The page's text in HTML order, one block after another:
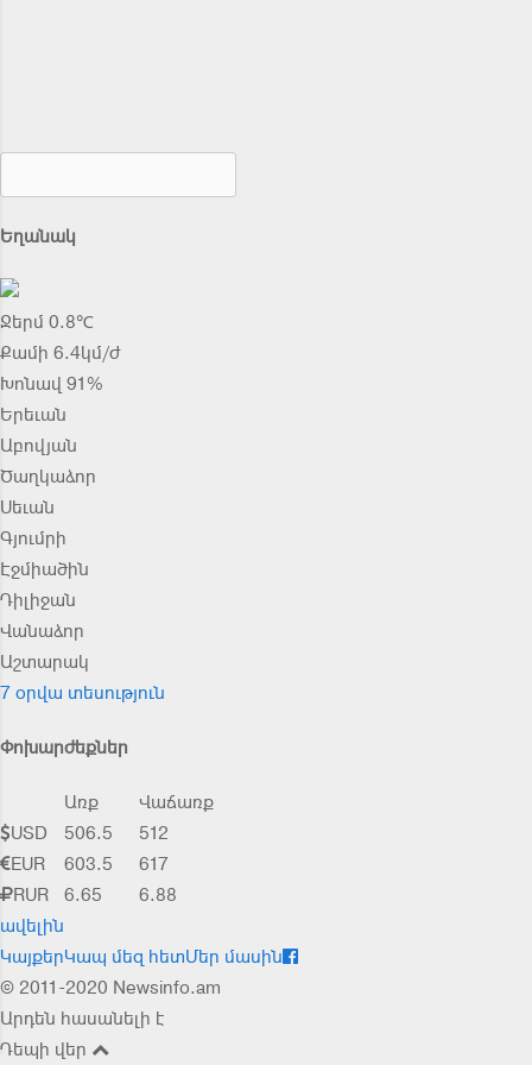
Եղանակ
Ջերմ 0.8℃
Քամի 6.4կմ/ժ
Խոնավ 91%
Երեւան
Աբովյան
Ծաղկաձոր
Սեւան
Գյումրի
Էջմիածին
Դիլիջան
Վանաձոր
Աշտարակ
7 օրվա տեսություն
Փոխարժեքներ
Առք
Վաճառք
USD
506.5
512
EUR
603.5
617
RUR
6.65
6.88
ավելին
ԿայքերԿապ մեզ հետՄեր մասին
© 2011-2020 Newsinfo.am
Արդեն հասանելի է
Դեպի վեր